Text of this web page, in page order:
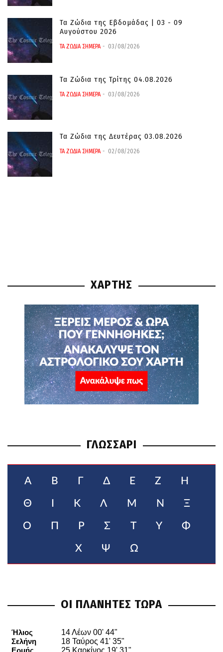
Τα Ζώδια της Εβδομάδας | 03 - 09
Αυγούστου 2026
ΤΑ ΖΩΔΙΑ ΣΗΜΕΡΑ 03/08/2026
Τα Ζώδια της Τρίτης 04.08.2026
ΤΑ ΖΩΔΙΑ ΣΗΜΕΡΑ 03/08/2026
Τα Ζώδια της Δευτέρας 03.08.2026
ΤΑ ΖΩΔΙΑ ΣΗΜΕΡΑ 02/08/2026
ΧΑΡΤΗΣ
ΓΛΩΣΣΑΡΙ
Α Β Γ Δ Ε Ζ Η
Θ Κ Λ Μ Ν Ξ
Ο Π Ρ Σ Τ Υ Φ
Χ Ψ Ω
ΟΙ ΠΛΑΝΗΤΕΣ ΤΩΡΑ